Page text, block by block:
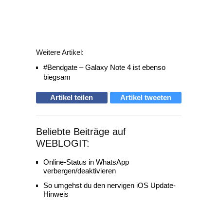
Weitere Artikel:
#Bendgate – Galaxy Note 4 ist ebenso
biegsam
Artikel teilen Artikel tweeten
Beliebte Beiträge auf
WEBLOGIT:
Online-Status in WhatsApp
verbergen/deaktivieren
So umgehst du den nervigen iOS Update-
Hinweis